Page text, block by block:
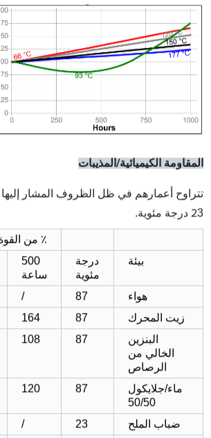
المقاومة الكيميائية/المذيبات
تتراوح أعمارهم في ظل الظروف المشار إليها
23 درجة مئوية.
٪ من القوة
بيئة
درجة
مئوية
500
ساعة
هواء
87
/
زيت المحرك
87
164
البنزين
الخالي من
الرصاص
87
108
ماء/جلايكول
50/50
87
120
ضباب الملح 23
/